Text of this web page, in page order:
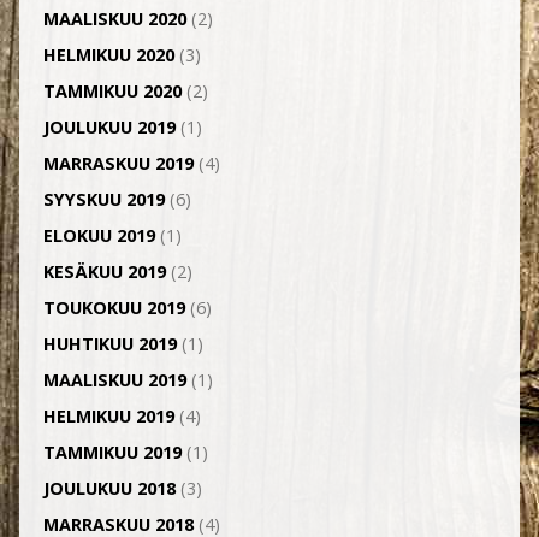
MAALISKUU 2020(2)
HELMIKUU 2020(3)
TAMMIKUU 2020(2)
JOULUKUU 2019(1)
MARRASKUU 2019(4)
SYYSKUU 2019(6)
ELOKUU 2019(1)
KESÄKUU 2019(2)
TOUKOKUU 2019(6)
HUHTIKUU 2019(1)
MAALISKUU 2019(1)
HELMIKUU 2019(4)
TAMMIKUU 2019(1)
JOULUKUU 2018(3)
MARRASKUU 2018(4)